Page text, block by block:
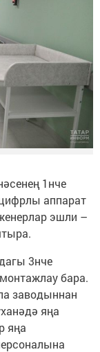
1нче
аппарат
эшли –
3нче
бара.
заводыннан
яңа
яңа